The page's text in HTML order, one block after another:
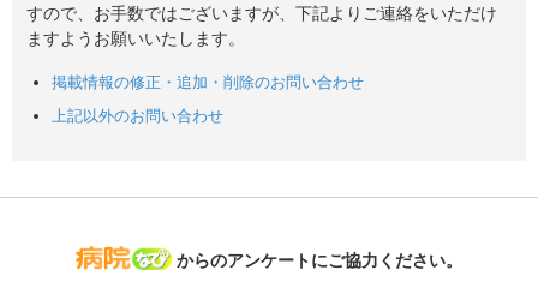
すので、お手数ではございますが、下記よりご連絡をいただけ
ますようお願いいたします。
掲載情報の修正・追加・削除のお問い合わせ
上記以外のお問い合わせ
病院なび
からのアンケートにご協力ください。